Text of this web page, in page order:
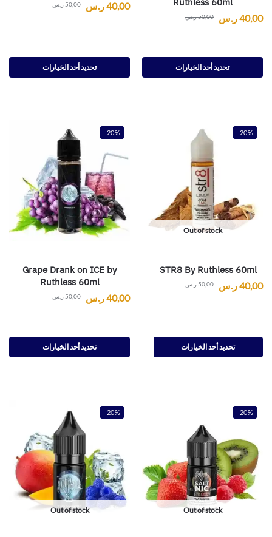
50,00ر.س 40,00ر.س
تحديد أحد الخيارات
50,00ر.س 40,00ر.س
تحديد أحد الخيارات
-20%
Out of stock
STR8 By Ruthless 60ml
50,00ر.س 40,00ر.س
تحديد أحد الخيارات
-20%
Grape Drank on ICE by
Ruthless 60ml
50,00ر.س 40,00ر.س
تحديد أحد الخيارات
-20%
Out of stock
-20%
Out of stock